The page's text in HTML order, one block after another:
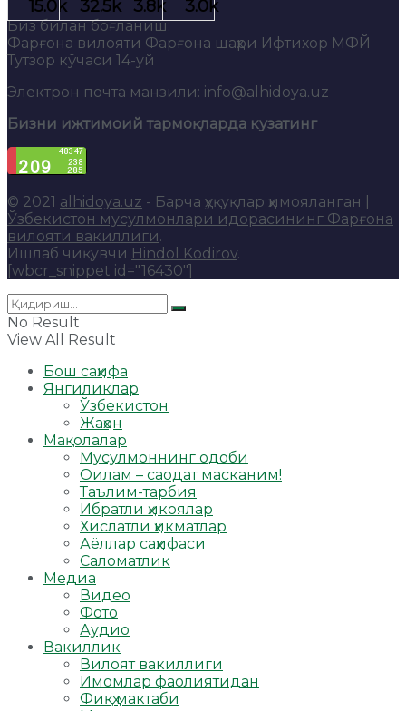
Биз билан боғланиш:
Фарғона вилояти Фарғона шаҳри Ифтихор МФЙ
Тутзор кўчаси 14-уй
Электрон почта манзили: info@alhidoya.uz
Бизни ижтимоий тармоқларда кузатинг
© 2021 alhidoya.uz - Барча ҳуқуқлар ҳимояланган |
Ўзбекистон мусулмонлари идорасининг Фарғона
вилояти вакиллиги.
Ишлаб чиқувчи Hindol Kodirov.
[wbcr_snippet id="16430"]
No Result
View All Result
Бош саҳифа
Янгиликлар
Ўзбекистон
Жаҳон
Мақолалар
Мусулмоннинг одоби
Оилам – саодат масканим!
Таълим-тарбия
Ибратли ҳикоялар
Хислатли ҳикматлар
Аёллар саҳифаси
Саломатлик
Медиа
Видео
Фото
Аудио
Вакиллик
Вилоят вакиллиги
Имомлар фаолиятидан
Фиқҳ мактаби